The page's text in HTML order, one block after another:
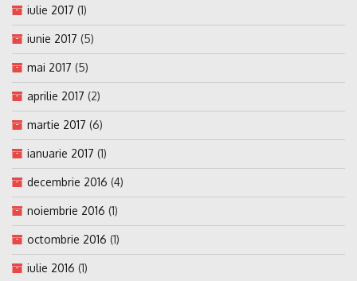
iulie 2017 (1)
iunie 2017 (5)
mai 2017 (5)
aprilie 2017 (2)
martie 2017 (6)
ianuarie 2017 (1)
decembrie 2016 (4)
noiembrie 2016 (1)
octombrie 2016 (1)
iulie 2016 (1)